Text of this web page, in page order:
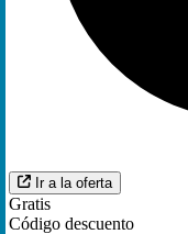
Ir a la oferta
Gratis
Código descuento